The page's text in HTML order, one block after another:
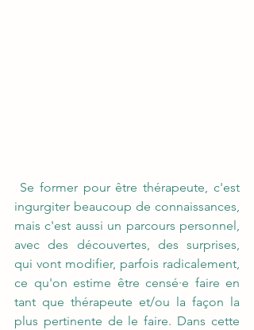
Se former pour être thérapeute, c'est
ingurgiter beaucoup de connaissances,
mais c'est aussi un parcours personnel,
avec des découvertes, des surprises,
qui vont modifier, parfois radicalement,
ce qu'on estime être censé·e faire en
tant que thérapeute et/ou la façon la
plus pertinente de le faire. Dans cette